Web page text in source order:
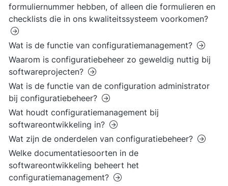
formuliernummer hebben, of alleen die formulieren en
checklists die in ons kwaliteitssysteem voorkomen?
Wat is de functie van configuratiemanagement?
Waarom is configuratiebeheer zo geweldig nuttig bij
softwareprojecten?
Wat is de functie van de configuration administrator
bij configuratiebeheer?
Wat houdt configuratiemanagement bij
softwareontwikkeling in?
Wat zijn de onderdelen van configuratiebeheer?
Welke documentatiesoorten in de
softwareontwikkeling beheert het
configuratiemanagement?